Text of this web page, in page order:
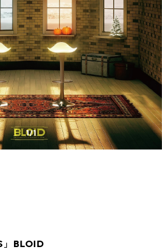
1/1
」BLOID